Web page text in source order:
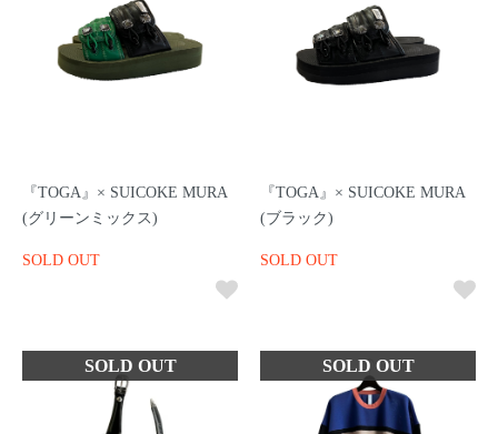
『TOGA』× SUICOKE MURA
(グリーンミックス)
SOLD OUT
『TOGA』× SUICOKE MURA
(ブラック)
SOLD OUT